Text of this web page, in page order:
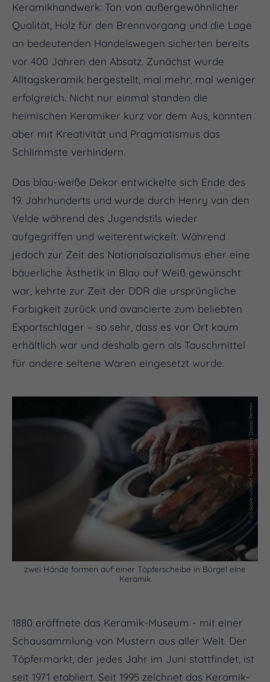
Keramikhandwerk: Ton von außergewöhnlicher
Qualität, Holz für den Brennvorgang und die Lage
an bedeutenden Handelswegen sicherten bereits
vor 400 Jahren den Absatz. Zunächst wurde
Alltagskeramik hergestellt, mal mehr, mal weniger
erfolgreich. Nicht nur einmal standen die
heimischen Keramiker kurz vor dem Aus, konnten
aber mit Kreativität und Pragmatismus das
Schlimmste verhindern.
Das blau-weiße Dekor entwickelte sich Ende des
19. Jahrhunderts und wurde durch Henry van den
Velde während des Jugendstils wieder
aufgegriffen und weiterentwickelt. Während
jedoch zur Zeit des Nationalsozialismus eher eine
bäuerliche Ästhetik in Blau auf Weiß gewünscht
war, kehrte zur Zeit der DDR die ursprüngliche
Farbigkeit zurück und avancierte zum beliebten
Exportschlager – so sehr, dass es vor Ort kaum
erhältlich war und deshalb gern als Tauschmittel
für andere seltene Waren eingesetzt wurde.
(c) Saale-Unstrut Tourismus GmbH, Daniel Remler
zwei Hände formen auf einer Töpferscheibe in Bürgel eine
Keramik
1880 eröffnete das Keramik-Museum - mit einer
Schausammlung von Mustern aus aller Welt. Der
Töpfermarkt, der jedes Jahr im Juni stattfindet, ist
seit 1971 etabliert. Seit 1995 zeichnet das Keramik-